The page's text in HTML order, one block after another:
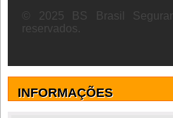
© 2025 BS Brasil
reservados.
INFORMAÇÕES